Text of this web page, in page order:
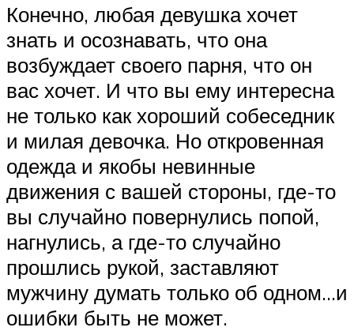
Конечно, любая девушка хочет
знать и осознавать, что она
возбуждает своего парня, что он
вас хочет. И что вы ему интересна
не только как хороший собеседник
и милая девочка. Но откровенная
одежда и якобы невинные
движения с вашей стороны, где-то
вы случайно повернулись попой,
нагнулись, а где-то случайно
прошлись рукой, заставляют
мужчину думать только об одном…и
ошибки быть не может.